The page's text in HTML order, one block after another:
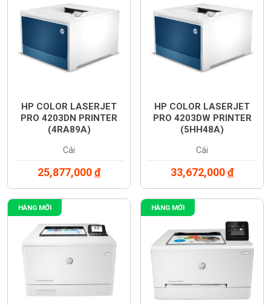
HP COLOR LASERJET
PRO 4203DN PRINTER
(4RA89A)
Cái
25,877,000đ
HP COLOR LASERJET
PRO 4203DW PRINTER
(5HH48A)
Cái
33,672,000đ
HÀNG MỚI HÀNG MỚI